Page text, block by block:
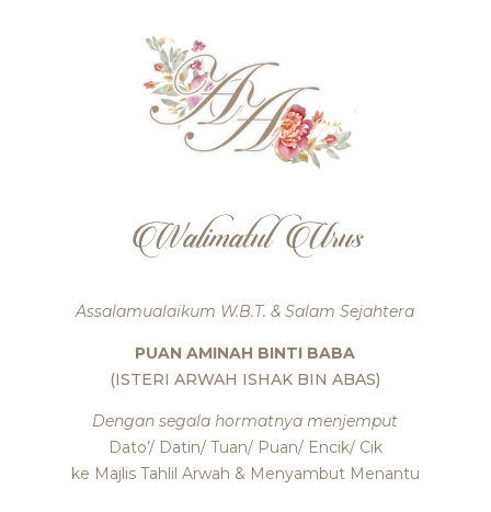
Walimatul Urus
Assalamualaikum W.B.T. & Salam Sejahtera
PUAN AMINAH BINTI BABA
(ISTERI ARWAH ISHAK BIN ABAS)
Dengan segala hormatnya menjemput
Dato’/ Datin/ Tuan/ Puan/ Encik/ Cik
ke Majlis Tahlil Arwah & Menyambut Menantu